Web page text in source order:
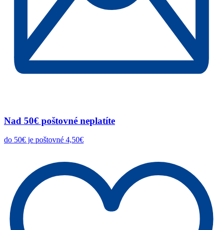
Nad 50€ poštovné neplatíte
do 50€ je poštovné 4,50€